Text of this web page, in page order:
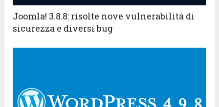
Joomla! 3.8.8: risolte nove vulnerabilità di
sicurezza e diversi bug